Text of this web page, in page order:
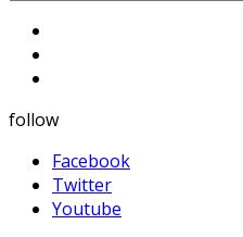
follow
Facebook
Twitter
Youtube